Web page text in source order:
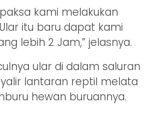
kami melakukan
itu baru dapat kami
lebih 2 Jam,” jelasnya.
ular di dalam saluran
lantaran reptil melata
hewan buruannya.